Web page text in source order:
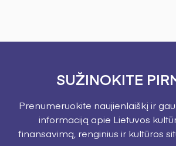
SUŽINOKITE
Prenumeruokite naujienlaiškį ir
informaciją apie Lietuvos
finansavimą, renginius ir kultūros